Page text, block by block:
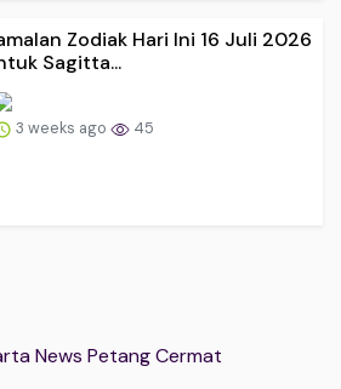
Zodiak Hari Ini 16 Juli 2026
Sagitta...
3 weeks ago 45
News Petang Cermat